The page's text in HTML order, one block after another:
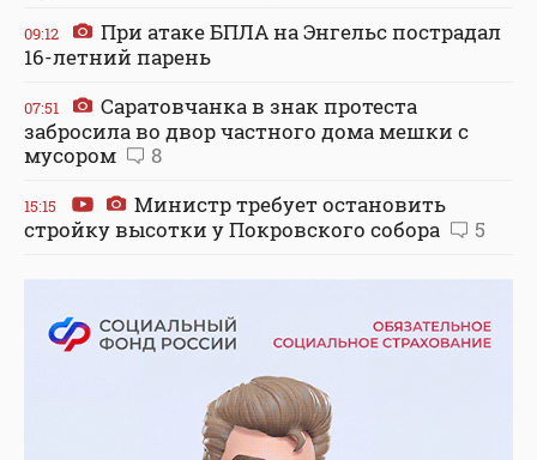
09:12
При атаке БПЛА на Энгельс пострадал
16-летний парень
07:51
Саратовчанка в знак протеста
забросила во двор частного дома мешки с
мусором
8
15:15
Министр требует остановить
стройку высотки у Покровского собора
5